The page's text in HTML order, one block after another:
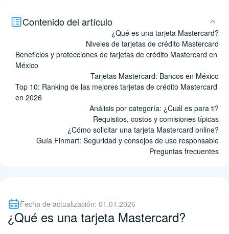
Contenido del artículo
¿Qué es una tarjeta Mastercard?
Niveles de tarjetas de crédito Mastercard
Beneficios y protecciones de tarjetas de crédito Mastercard en
México
Tarjetas Mastercard: Bancos en México
Top 10: Ranking de las mejores tarjetas de crédito Mastercard
en 2026
Análisis por categoría: ¿Cuál es para ti?
Requisitos, costos y comisiones típicas
¿Cómo solicitar una tarjeta Mastercard online?
Guía Finmart: Seguridad y consejos de uso responsable
Preguntas frecuentes
Fecha de actualización: 01.01.2026
¿Qué es una tarjeta Mastercard?